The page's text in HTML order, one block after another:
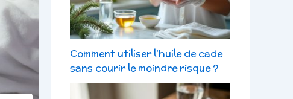
Comment utiliser l’huile de cade
sans courir le moindre risque ?